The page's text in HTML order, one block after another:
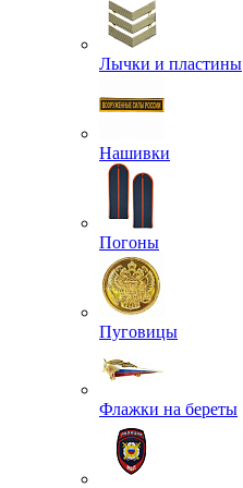
Лычки и пластины
Нашивки
Погоны
Пуговицы
Флажки на береты